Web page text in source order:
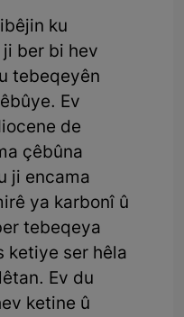
ku
ber bi hev
tebeqeyên
Ev
de
çêbûna
ji encama
ya karbonî û
tebeqeya
ketiye ser hêla
Ev du
ketine û